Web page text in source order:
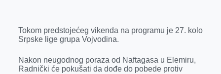
b
o
e
g
e
d
I
r
s
p
l
Tokom predstojećeg vikenda na programu je 27. kolo
Srpske lige grupa Vojvodina.
Nakon neugodnog poraza od Naftagasa u Elemiru,
Radnički će pokušati da dođe do pobede protiv